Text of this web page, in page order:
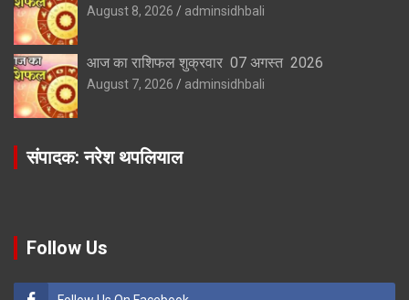
August 8, 2026 adminsidhbali
आज का राशिफल शुक्रवार 07 अगस्त 2026
August 7, 2026 adminsidhbali
संपादक: नरेश थपलियाल
Follow Us